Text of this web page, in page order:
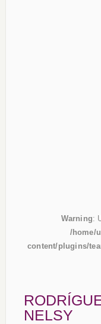
Warning:
/home/
content/plugins/
NELSY